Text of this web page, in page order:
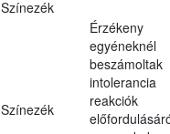
Színezék
Színezék
Érzékeny
egyéneknél
beszámoltak
intolerancia
reakciók